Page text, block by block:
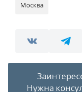
Москва
Нужна